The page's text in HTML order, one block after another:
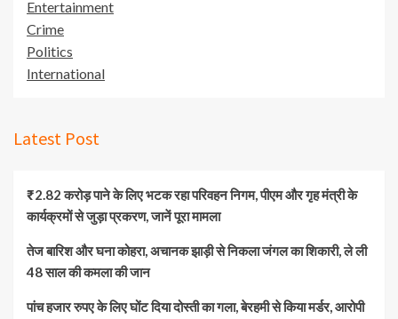
Entertainment
Crime
Politics
International
Latest Post
₹2.82 करोड़ पाने के लिए भटक रहा परिवहन निगम, पीएम और गृह मंत्री के
कार्यक्रमों से जुड़ा प्रकरण, जानें पूरा मामला
तेज बारिश और घना कोहरा, अचानक झाड़ी से निकला जंगल का शिकारी, ले ली
48 साल की कमला की जान
पांच हजार रुपए के लिए घोंट दिया दोस्ती का गला, बेरहमी से किया मर्डर, आरोपी